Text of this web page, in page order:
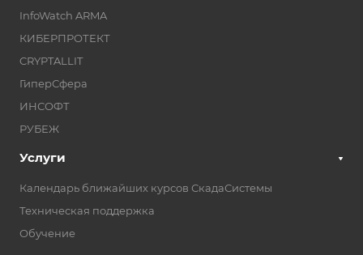
InfoWatch ARMA
КИБЕРПРОТЕКТ
CRYPTALLIT
ГиперСфера
ИНСОФТ
РУБЕЖ
Услуги
Календарь ближайших курсов СкадаСистемы
Техническая поддержка
Обучение